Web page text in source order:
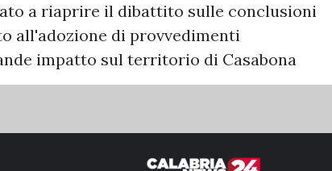
a riaprire il dibattito sulle conclusioni
all'adozione di provvedimenti
impatto sul territorio di Casabona